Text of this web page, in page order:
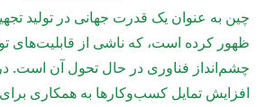
چین به عنوان یک قدرت جهانی در تولید
ظهور کرده است، که ناشی از قابلیت‌های
افزایش تمایل کسب‌وکارها به همکاری برای